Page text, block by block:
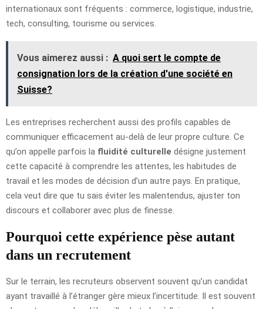
internationaux sont fréquents : commerce, logistique, industrie,
tech, consulting, tourisme ou services.
Vous aimerez aussi : A quoi sert le compte de
consignation lors de la création d'une société en
Suisse?
Les entreprises recherchent aussi des profils capables de
communiquer efficacement au-delà de leur propre culture. Ce
qu’on appelle parfois la fluidité culturelle désigne justement
cette capacité à comprendre les attentes, les habitudes de
travail et les modes de décision d’un autre pays. En pratique,
cela veut dire que tu sais éviter les malentendus, ajuster ton
discours et collaborer avec plus de finesse.
Pourquoi cette expérience pèse autant
dans un recrutement
Sur le terrain, les recruteurs observent souvent qu’un candidat
ayant travaillé à l’étranger gère mieux l’incertitude. Il est souvent